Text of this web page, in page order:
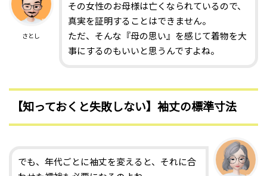
さとし
その女性のお母様は亡くなられているので、
真実を証明することはできません。
ただ、そんな『母の思い』を感じて着物を大
事にするのもいいと思うんですよね。
【知っておくと失敗しない】袖丈の標準寸法
でも、年代ごとに袖丈を変えると、それに合